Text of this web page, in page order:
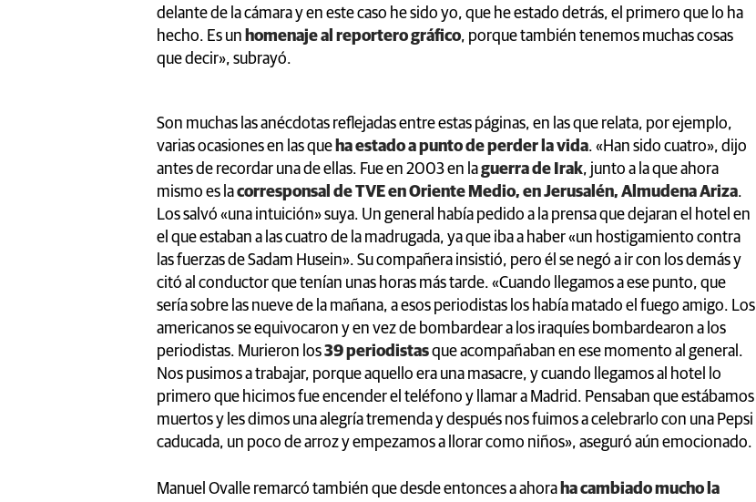
delante de la cámara y en este caso he sido yo, que he estado detrás, el primero que lo ha
hecho. Es un homenaje al reportero gráfico, porque también tenemos muchas cosas
que decir», subrayó.
Son muchas las anécdotas reflejadas entre estas páginas, en las que relata, por ejemplo,
varias ocasiones en las que ha estado a punto de perder la vida. «Han sido cuatro», dijo
antes de recordar una de ellas. Fue en 2003 en laguerra de Irak, junto a la que ahora
mismo es lacorresponsal de TVE en Oriente Medio, en Jerusalén, Almudena Ariza.
Los salvó «una intuición» suya. Un general había pedido a la prensa que dejaran el hotel en
el que estaban a las cuatro de la madrugada, ya que iba a haber «un hostigamiento contra
las fuerzas de Sadam Husein». Su compañera insistió, pero él se negó a ir con los demás y
citó al conductor que tenían unas horas más tarde. «Cuando llegamos a ese punto, que
sería sobre las nueve de la mañana, a esos periodistas los había matado el fuego amigo. Los
americanos se equivocaron y en vez de bombardear a los iraquíes bombardearon a los
periodistas. Murieron los39 periodistasque acompañaban en ese momento al general.
Nos pusimos a trabajar, porque aquello era una masacre, y cuando llegamos al hotel lo
primero que hicimos fue encender el teléfono y llamar a Madrid. Pensaban que estábamos
muertos y les dimos una alegría tremenda y después nos fuimos a celebrarlo con una Pepsi
caducada, un poco de arroz y empezamos a llorar como niños», aseguró aún emocionado.
Manuel Ovalle remarcó también que desde entonces a ahora ha cambiado mucho la